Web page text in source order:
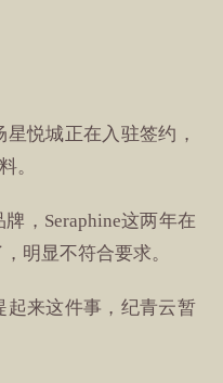
悦城正在入驻签约，
。
，Seraphine这两年在
明显不符合要求。
起来这件事，纪青云暂